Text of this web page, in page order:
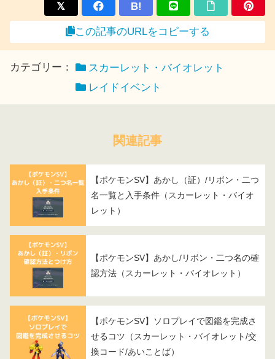
B!
この記事のURLをコピーする
カテゴリー：
スカーレット・バイオレット
レイドイベント
関連記事
【ポケモンSV】あかし（証）/リボン・二つ
名一覧と入手条件（スカーレット・バイオ
レット）
【ポケモンSV】あかし/リボン・二つ名の確
認方法（スカーレット・バイオレット）
【ポケモンSV】ソロプレイで図鑑を完成さ
せるコツ（スカーレット・バイオレット/交
換コード/あいことば）